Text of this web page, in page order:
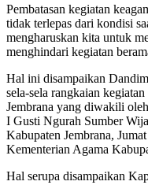
Pembatasan kegiatan
tidak terlepas dari kondisi
mengharuskan kita untuk
menghindari kegiatan
Hal ini disampaikan
sela-sela rangkaian
Jembrana yang diwakili
I Gusti Ngurah Sumber
Kabupaten Jembrana,
Kementerian Agama
Hal serupa disampaikan